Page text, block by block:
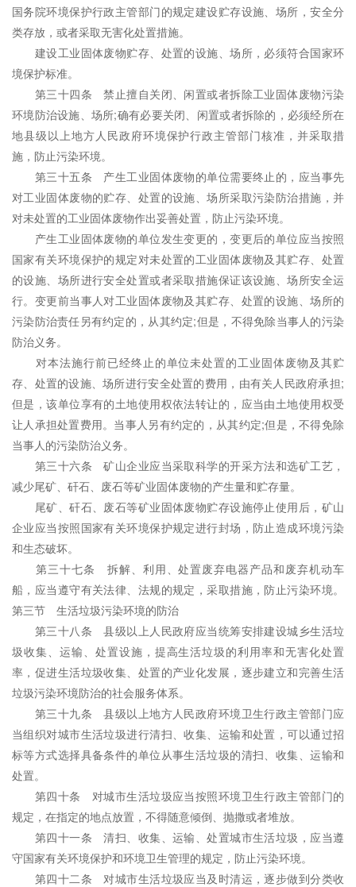
国务院环境保护行政主管部门的规定建设贮存设施、场所，安全分
类存放，或者采取无害化处置措施。
建设工业固体废物贮存、处置的设施、场所，必须符合国家环
境保护标准。
第三十四条 禁止擅自关闭、闲置或者拆除工业固体废物污染
环境防治设施、场所;确有必要关闭、闲置或者拆除的，必须经所在
地县级以上地方人民政府环境保护行政主管部门核准，并采取措
施，防止污染环境。
第三十五条 产生工业固体废物的单位需要终止的，应当事先
对工业固体废物的贮存、处置的设施、场所采取污染防治措施，并
对未处置的工业固体废物作出妥善处置，防止污染环境。
产生工业固体废物的单位发生变更的，变更后的单位应当按照
国家有关环境保护的规定对未处置的工业固体废物及其贮存、处置
的设施、场所进行安全处置或者采取措施保证该设施、场所安全运
行。变更前当事人对工业固体废物及其贮存、处置的设施、场所的
污染防治责任另有约定的，从其约定;但是，不得免除当事人的污染
防治义务。
对本法施行前已经终止的单位未处置的工业固体废物及其贮
存、处置的设施、场所进行安全处置的费用，由有关人民政府承担;
但是，该单位享有的土地使用权依法转让的，应当由土地使用权受
让人承担处置费用。当事人另有约定的，从其约定;但是，不得免除
当事人的污染防治义务。
第三十六条 矿山企业应当采取科学的开采方法和选矿工艺，
减少尾矿、矸石、废石等矿业固体废物的产生量和贮存量。
尾矿、矸石、废石等矿业固体废物贮存设施停止使用后，矿山
企业应当按照国家有关环境保护规定进行封场，防止造成环境污染
和生态破坏。
第三十七条 拆解、利用、处置废弃电器产品和废弃机动车
船，应当遵守有关法律、法规的规定，采取措施，防止污染环境。
第三节 生活垃圾污染环境的防治
第三十八条 县级以上人民政府应当统筹安排建设城乡生活垃
圾收集、运输、处置设施，提高生活垃圾的利用率和无害化处置
率，促进生活垃圾收集、处置的产业化发展，逐步建立和完善生活
垃圾污染环境防治的社会服务体系。
第三十九条 县级以上地方人民政府环境卫生行政主管部门应
当组织对城市生活垃圾进行清扫、收集、运输和处置，可以通过招
标等方式选择具备条件的单位从事生活垃圾的清扫、收集、运输和
处置。
第四十条 对城市生活垃圾应当按照环境卫生行政主管部门的
规定，在指定的地点放置，不得随意倾倒、抛撒或者堆放。
第四十一条 清扫、收集、运输、处置城市生活垃圾，应当遵
守国家有关环境保护和环境卫生管理的规定，防止污染环境。
第四十二条 对城市生活垃圾应当及时清运，逐步做到分类收